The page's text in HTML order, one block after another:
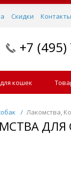
Скидки Контакты
+7
кошек
/ Лакомства,
ДЛЯ